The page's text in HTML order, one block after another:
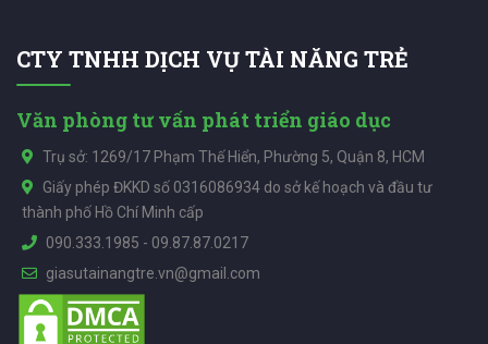
CTY TNHH DỊCH VỤ TÀI NĂNG TRẺ
Văn phòng tư vấn phát triển giáo dục
Trụ sở: 1269/17 Phạm Thế Hiển, Phường 5, Quận 8, HCM
Giấy phép ĐKKD số 0316086934 do sở kế hoạch và đầu tư
thành phố Hồ Chí Minh cấp
090.333.1985 - 09.87.87.0217
giasutainangtre.vn@gmail.com